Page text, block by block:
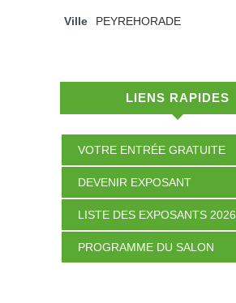
Ville PEYREHORADE
LIENS RAPIDES
VOTRE ENTRÉE GRATUITE
DEVENIR EXPOSANT
LISTE DES EXPOSANTS 2026
PROGRAMME DU SALON